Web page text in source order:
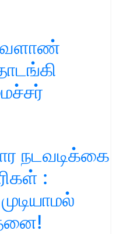
நடவடிக்கை
: